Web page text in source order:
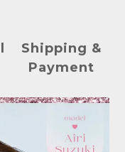
Shipping &
Payment